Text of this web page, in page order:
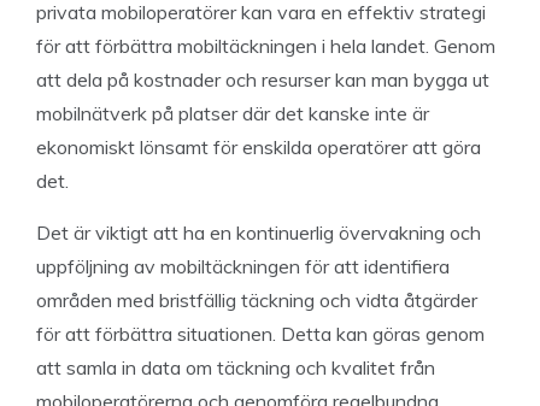
privata mobiloperatörer kan vara en effektiv strategi
för att förbättra mobiltäckningen i hela landet. Genom
att dela på kostnader och resurser kan man bygga ut
mobilnätverk på platser där det kanske inte är
ekonomiskt lönsamt för enskilda operatörer att göra
det.
Det är viktigt att ha en kontinuerlig övervakning och
uppföljning av mobiltäckningen för att identifiera
områden med bristfällig täckning och vidta åtgärder
för att förbättra situationen. Detta kan göras genom
att samla in data om täckning och kvalitet från
mobiloperatörerna och genomföra regelbundna